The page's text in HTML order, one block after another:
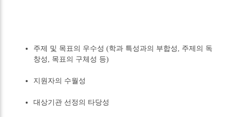
주제 및 목표의 우수성 (학과 특성과의 부합성, 주제의 독
창성, 목표의 구체성 등)
지원자의 수월성
대상기관 선정의 타당성